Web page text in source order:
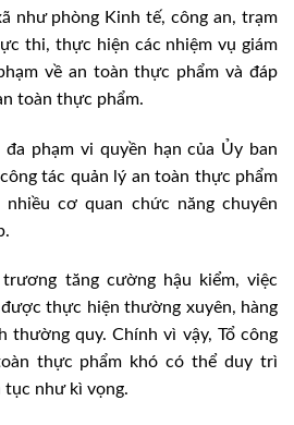
như phòng Kinh tế, công an, trạm
thi, thực hiện các nhiệm vụ giám
về an toàn thực phẩm và đáp
toàn thực phẩm.
phạm vi quyền hạn của Ủy ban
tác quản lý an toàn thực phẩm
cơ quan chức năng chuyên
tăng cường hậu kiểm, việc
thực hiện thường xuyên, hàng
thường quy. Chính vì vậy, Tổ công
thực phẩm khó có thể duy trì
như kì vọng.